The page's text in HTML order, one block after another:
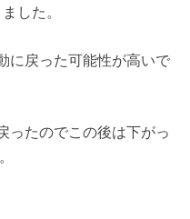
した。
に戻った可能性が高いで
ったのでこの後は下がっ